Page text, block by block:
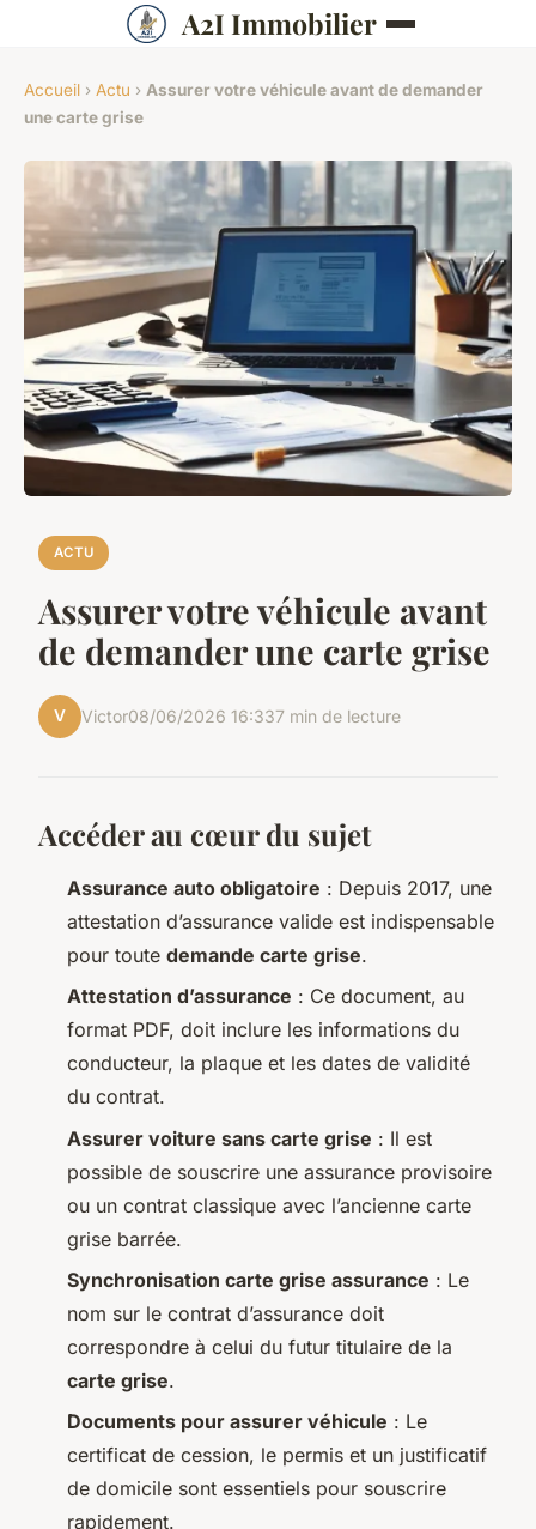
A2I Immobilier
Accueil › Actu › Assurer votre véhicule avant de demander
une carte grise
ACTU
Assurer votre véhicule avant
de demander une carte grise
V Victor08/06/2026 16:337 min de lecture
Accéder au cœur du sujet
Assurance auto obligatoire : Depuis 2017, une
attestation d’assurance valide est indispensable
pour toute demande carte grise.
Attestation d’assurance : Ce document, au
format PDF, doit inclure les informations du
conducteur, la plaque et les dates de validité
du contrat.
Assurer voiture sans carte grise : Il est
possible de souscrire une assurance provisoire
ou un contrat classique avec l’ancienne carte
grise barrée.
Synchronisation carte grise assurance : Le
nom sur le contrat d’assurance doit
correspondre à celui du futur titulaire de la
carte grise.
Documents pour assurer véhicule : Le
certificat de cession, le permis et un justificatif
de domicile sont essentiels pour souscrire
rapidement.